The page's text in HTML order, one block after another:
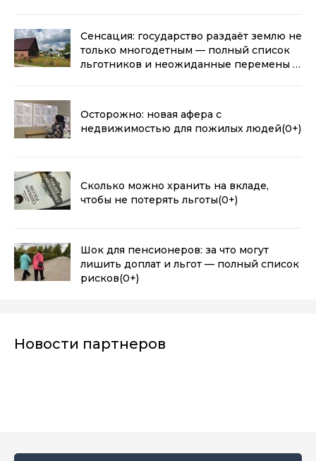
Сенсация: государство раздаёт землю не
только многодетным — полный список
льготников и неожиданные перемены с
Осторожно: новая афера с
недвижимостью для пожилых людей(0+)
Сколько можно хранить на вкладе,
чтобы не потерять льготы(0+)
Шок для пенсионеров: за что могут
лишить доплат и льгот — полный список
рисков(0+)
Новости партнеров